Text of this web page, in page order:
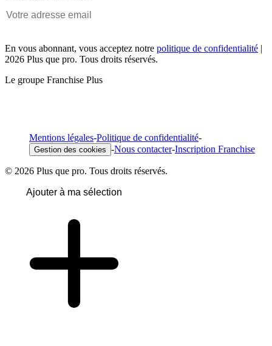
En vous abonnant, vous acceptez notre politique de confidentialité |
2026 Plus que pro. Tous droits réservés.
Le groupe Franchise Plus
Mentions légales-Politique de confidentialité-
Gestion des cookies -Nous contacter-Inscription Franchise
© 2026 Plus que pro. Tous droits réservés.
Ajouter à ma sélection